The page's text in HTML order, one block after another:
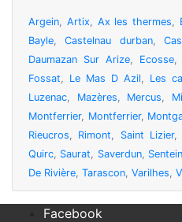
Argein, Artix, Ax les thermes,
Bayle,Castelnau durban,
Daumazan Sur Arize, Ecosse,
Fossat, Le Mas D Azil, Les
Luzenac, Mazères, Mercus,
Montferrier, Montferrier,
Rieucros, Rimont, Saint Lizier,
Quirc, Saurat, Saverdun, Sentein
De Rivière, Tarascon, Varilhes,
Facebook